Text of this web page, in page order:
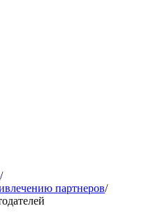
/
партнеров/